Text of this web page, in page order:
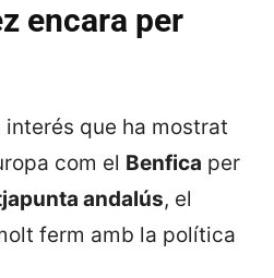
encara per
que ha mostrat
com el Benfica per
andalús, el
ferm amb la política